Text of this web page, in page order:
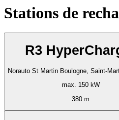
Stations de
R3
Norauto St Martin Boulogne, Saint-
max. 150 kW
380 m